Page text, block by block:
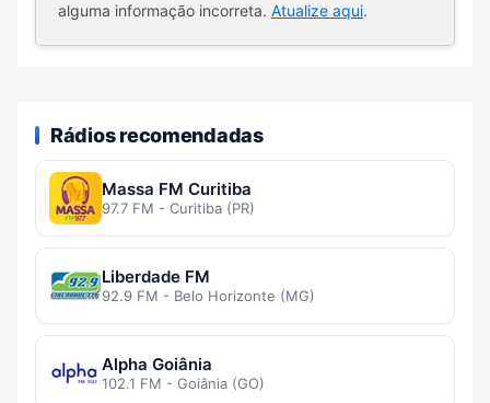
alguma informação incorreta. Atualize aqui.
Rádios recomendadas
Massa FM Curitiba
97.7 FM - Curitiba (PR)
Liberdade FM
92.9 FM - Belo Horizonte (MG)
Alpha Goiânia
102.1 FM - Goiânia (GO)